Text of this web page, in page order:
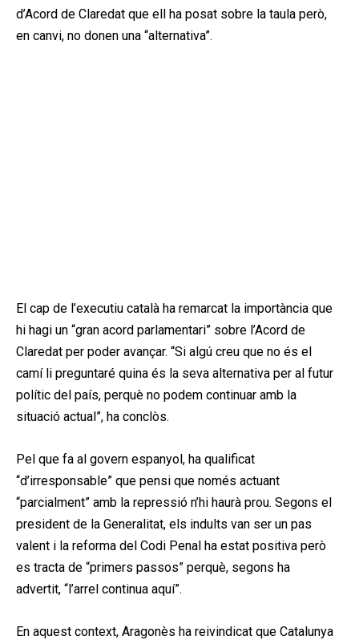
d’Acord de Claredat que ell ha posat sobre la taula però,
en canvi, no donen una “alternativa”.
El cap de l’executiu català ha remarcat la importància que
hi hagi un “gran acord parlamentari” sobre l’Acord de
Claredat per poder avançar. “Si algú creu que no és el
camí li preguntaré quina és la seva alternativa per al futur
polític del país, perquè no podem continuar amb la
situació actual”, ha conclòs.
Pel que fa al govern espanyol, ha qualificat
“d’irresponsable” que pensi que només actuant
“parcialment” amb la repressió n’hi haurà prou. Segons el
president de la Generalitat, els indults van ser un pas
valent i la reforma del Codi Penal ha estat positiva però
es tracta de “primers passos” perquè, segons ha
advertit, “l’arrel continua aquí”.
En aquest context, Aragonès ha reivindicat que Catalunya